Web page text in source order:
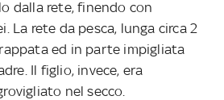
dalla rete, finendo con
La rete da pesca, lunga circa 2
ed in parte impigliata
Il figlio, invece, era
nel secco.